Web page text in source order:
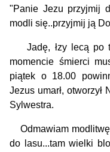
"Panie Jezu przyjmij
modli się..przyjmij ją
Jadę, łzy lecą po
momencie śmierci
piątek o 18.00
Jezus umarł,
Sylwestra.
Odmawiam modlitwę
do lasu...tam wielki